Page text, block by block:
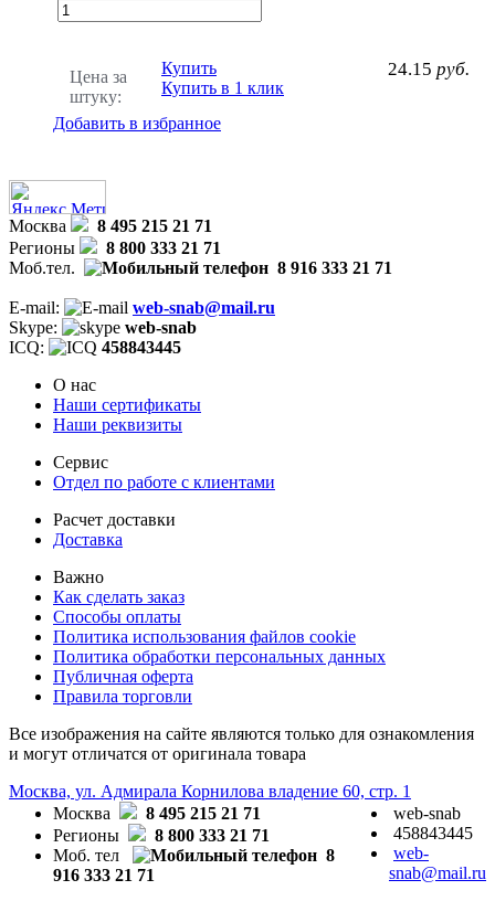
Цена за
штуку:
24.15 руб.
Купить
Купить в 1 клик
Добавить в избранное
Москва
8 495 215 21 71
Регионы
8 800 333 21 71
Моб.тел.
8 916 333 21 71
E-mail:
web-snab@mail.ru
Skype:
web-snab
ICQ:
458843445
О нас
Наши сертификаты
Наши реквизиты
Сервис
Отдел по работе с клиентами
Расчет доставки
Доставка
Важно
Как сделать заказ
Способы оплаты
Политика использования файлов cookie
Политика обработки персональных данных
Публичная оферта
Правила торговли
Все изображения на сайте являются только для ознакомления
и могут отличатся от оригинала товара
Москва, ул. Адмирала Корнилова владение 60, стр. 1
Москва
8 495 215 21 71
Регионы
8 800 333 21 71
Моб. тел
8
916 333 21 71
web-snab
458843445
web-
snab@mail.ru